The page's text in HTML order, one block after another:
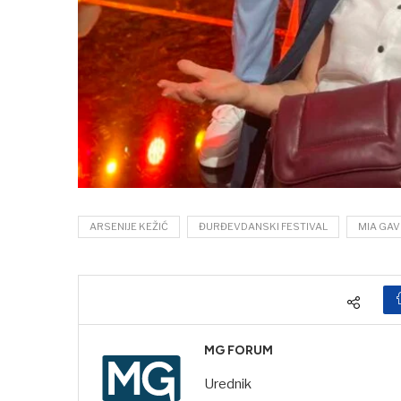
ARSENIJE KEŽIĆ ĐURĐEVDANSKI FESTIVAL MIA
MG FORUM
Urednik